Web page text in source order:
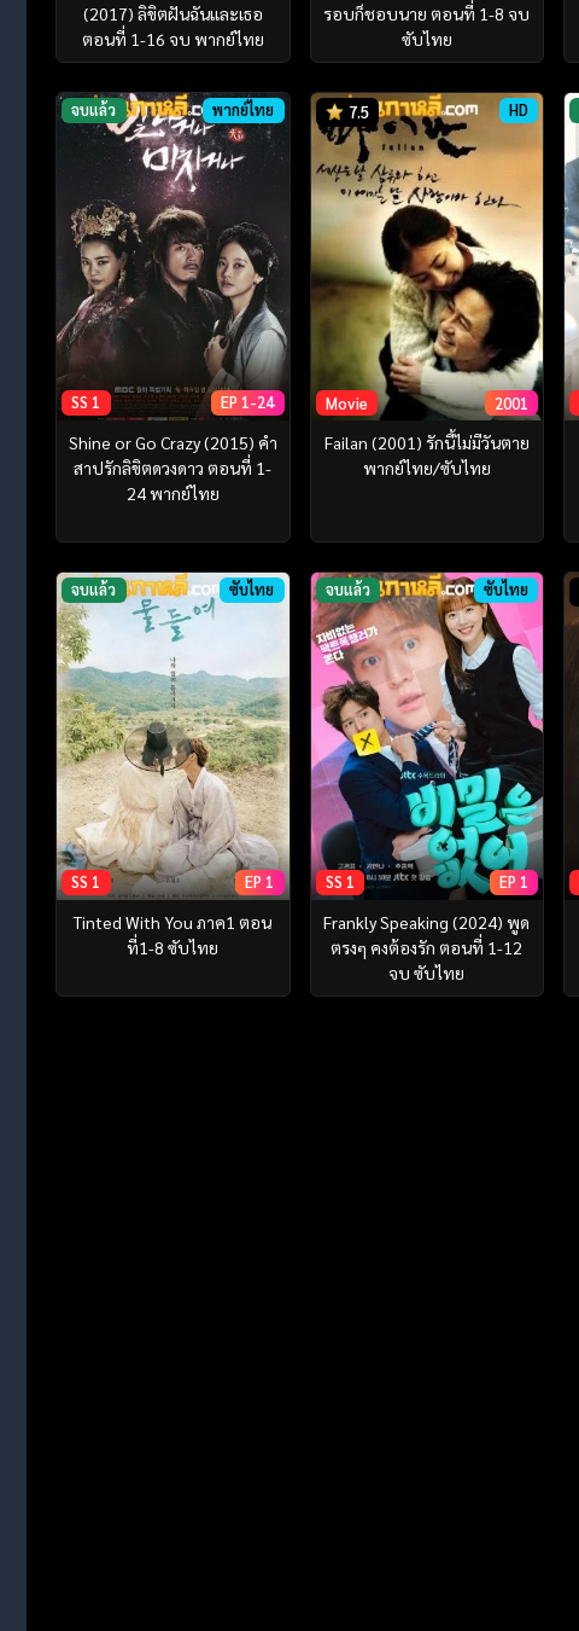
(2017) ลิขิตฝันฉันและเธอ
ตอนที่ 1-16 จบ พากย์ไทย
รอบก็ชอบนาย ตอนที่ 1-8 จบ
ซับไทย
จบแล้ว พากย์ไทย
SS 1 EP 1-24
Shine or Go Crazy (2015) คำ
สาปรักลิขิตดวงดาว ตอนที่ 1-
24 พากย์ไทย
7.5 HD
Movie 2001
Failan (2001) รักนี้ไม่มีวันตาย
พากย์ไทย/ซับไทย
จบแล้ว ซับไทย
SS 1 EP 1
Tinted With You ภาค1 ตอน
ที่1-8 ซับไทย
จบแล้ว ซับไทย
SS 1 EP 1
Frankly Speaking (2024) พูด
ตรงๆ คงต้องรัก ตอนที่ 1-12
จบ ซับไทย